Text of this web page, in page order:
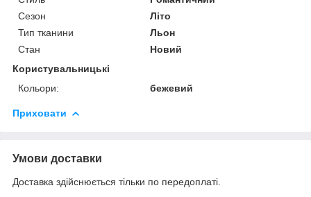
Сезон
Літо
Тип тканини
Льон
Стан
Новий
Користувальницькі
Кольори:
бежевий
Приховати
Умови доставки
Доставка здійснюється тільки по передоплаті.